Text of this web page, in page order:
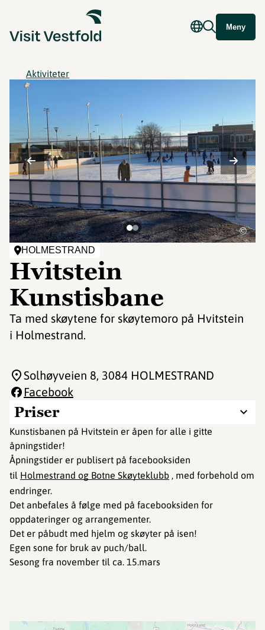
Meny
Aktiviteter
HOLMESTRAND
Hvitstein
Kunstisbane
Ta med skøytene for skøytemoro på Hvitstein
i Holmestrand.
©
Priser
Kunstisbanen på Hvitstein er åpen for alle i gitte
åpningstider!
Åpningstider er publisert på facebooksiden
til Holmestrand og Botne Skøyteklubb , med forbehold om
endringer.
Det anbefales å følge med på facebooksiden for
oppdateringer og arrangementer.
Det er påbudt med hjelm og skøyter på isen!
Egen sone for bruk av puch/ball.
Sesong fra november til ca. 15.mars
Solhøyveien 8, 3084 HOLMESTRAND
Facebook